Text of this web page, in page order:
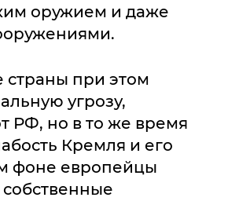
оружием и даже
страны при этом
угрозу,
РФ, но в то же время
Кремля и его
фоне европейцы